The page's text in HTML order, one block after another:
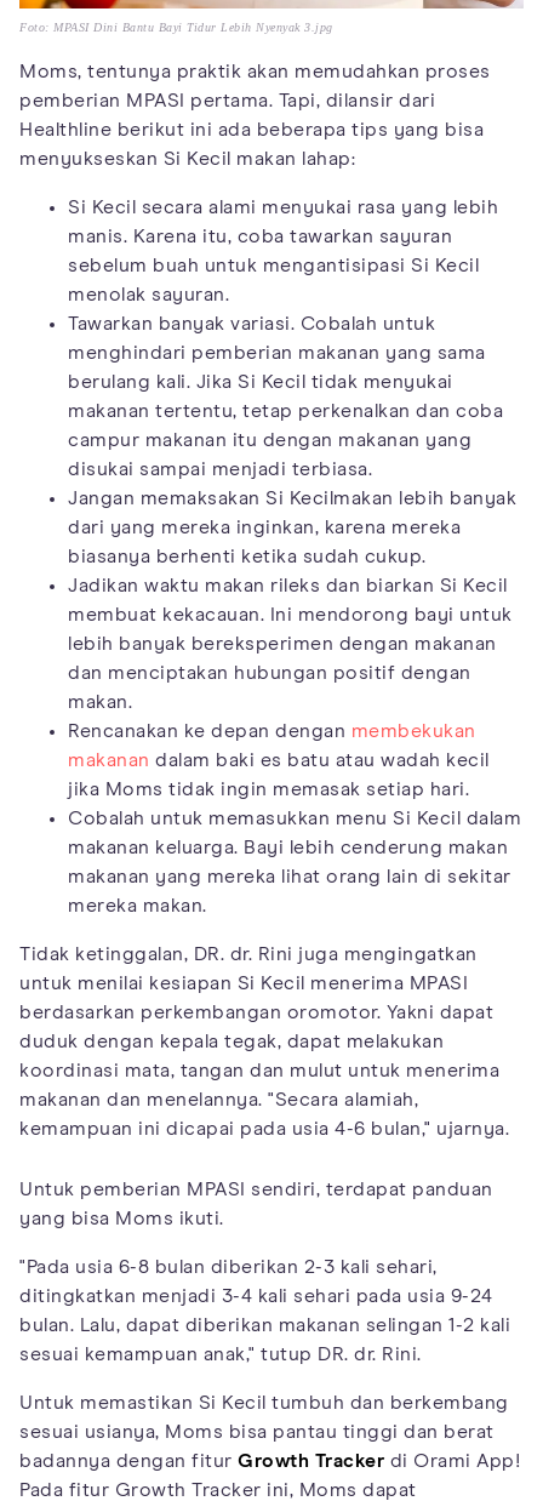
Foto: MPASI Dini Bantu Bayi Tidur Lebih Nyenyak 3.jpg
Moms, tentunya praktik akan memudahkan proses
pemberian MPASI pertama. Tapi, dilansir dari
Healthline berikut ini ada beberapa tips yang bisa
menyukseskan Si Kecil makan lahap:
Si Kecil secara alami menyukai rasa yang lebih
manis. Karena itu, coba tawarkan sayuran
sebelum buah untuk mengantisipasi Si Kecil
menolak sayuran.
Tawarkan banyak variasi. Cobalah untuk
menghindari pemberian makanan yang sama
berulang kali. Jika Si Kecil tidak menyukai
makanan tertentu, tetap perkenalkan dan coba
campur makanan itu dengan makanan yang
disukai sampai menjadi terbiasa.
Jangan memaksakan Si Kecilmakan lebih banyak
dari yang mereka inginkan, karena mereka
biasanya berhenti ketika sudah cukup.
Jadikan waktu makan rileks dan biarkan Si Kecil
membuat kekacauan. Ini mendorong bayi untuk
lebih banyak bereksperimen dengan makanan
dan menciptakan hubungan positif dengan
makan.
Rencanakan ke depan dengan membekukan
makanan dalam baki es batu atau wadah kecil
jika Moms tidak ingin memasak setiap hari.
Cobalah untuk memasukkan menu Si Kecil dalam
makanan keluarga. Bayi lebih cenderung makan
makanan yang mereka lihat orang lain di sekitar
mereka makan.
Tidak ketinggalan, DR. dr. Rini juga mengingatkan
untuk menilai kesiapan Si Kecil menerima MPASI
berdasarkan perkembangan oromotor. Yakni dapat
duduk dengan kepala tegak, dapat melakukan
koordinasi mata, tangan dan mulut untuk menerima
makanan dan menelannya. "Secara alamiah,
kemampuan ini dicapai pada usia 4-6 bulan," ujarnya.
Untuk pemberian MPASI sendiri, terdapat panduan
yang bisa Moms ikuti.
"Pada usia 6-8 bulan diberikan 2-3 kali sehari,
ditingkatkan menjadi 3-4 kali sehari pada usia 9-24
bulan. Lalu, dapat diberikan makanan selingan 1-2 kali
sesuai kemampuan anak," tutup DR. dr. Rini.
Untuk memastikan Si Kecil tumbuh dan berkembang
sesuai usianya, Moms bisa pantau tinggi dan berat
badannya dengan fitur Growth Tracker di Orami App!
Pada fitur Growth Tracker ini, Moms dapat